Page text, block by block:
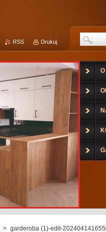
> garderoba (1)-edit-
RSS Drukuj